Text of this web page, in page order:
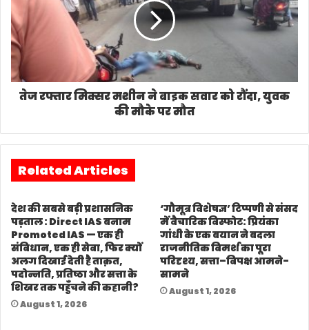
तेज रफ्तार मिक्सर मशीन ने बाइक सवार को रौंदा, युवक
की मौके पर मौत
Related Articles
देश की सबसे बड़ी प्रशासनिक
पड़ताल : Direct IAS बनाम
Promoted IAS — एक ही
संविधान, एक ही सेवा, फिर क्यों
अलग दिखाई देती है ताक़त,
पदोन्नति, प्रतिष्ठा और सत्ता के
शिखर तक पहुँचने की कहानी?
August 1, 2026
‘गौमूत्र विशेषज्ञ’ टिप्पणी से संसद
में वैचारिक विस्फोट: प्रियंका
गांधी के एक बयान ने बदला
राजनीतिक विमर्श का पूरा
परिदृश्य, सत्ता–विपक्ष आमने-
सामने
August 1, 2026